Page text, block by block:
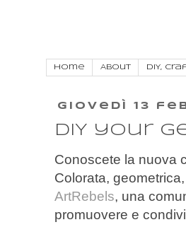
Home About DIY,
giovedì 13
DIY your
Conoscete la nuova
Colorata,
ArtRebels, una
promuovere e